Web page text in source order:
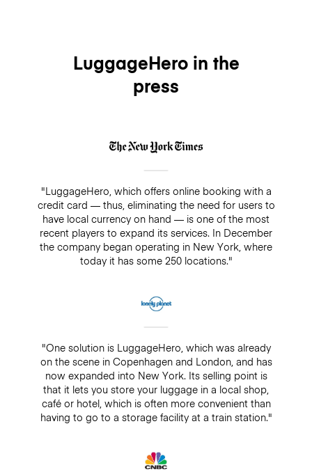
LuggageHero in the
press
"LuggageHero, which offers online booking with a
credit card — thus, eliminating the need for users to
have local currency on hand — is one of the most
recent players to expand its services. In December
the company began operating in New York, where
today it has some 250 locations."
"One solution is LuggageHero, which was already
on the scene in Copenhagen and London, and has
now expanded into New York. Its selling point is
that it lets you store your luggage in a local shop,
café or hotel, which is often more convenient than
having to go to a storage facility at a train station."